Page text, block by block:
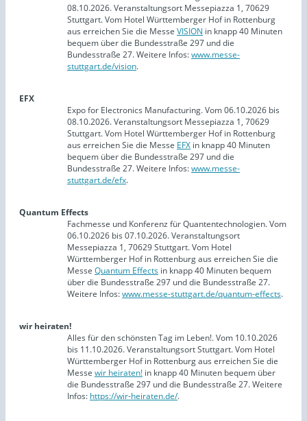
08.10.2026. Veranstaltungsort Messepiazza 1, 70629
Stuttgart. Vom Hotel Württemberger Hof in Rottenburg
aus erreichen Sie die Messe VISION in knapp 40 Minuten
bequem über die Bundesstraße 297 und die
Bundesstraße 27. Weitere Infos:www.messe-
stuttgart.de/vision.
EFX
Expo for Electronics Manufacturing. Vom 06.10.2026 bis
08.10.2026. Veranstaltungsort Messepiazza 1, 70629
Stuttgart. Vom Hotel Württemberger Hof in Rottenburg
aus erreichen Sie die Messe EFX in knapp 40 Minuten
bequem über die Bundesstraße 297 und die
Bundesstraße 27. Weitere Infos:www.messe-
stuttgart.de/efx.
Quantum Effects
Fachmesse und Konferenz für Quantentechnologien. Vom
06.10.2026 bis 07.10.2026. Veranstaltungsort
Messepiazza 1, 70629 Stuttgart. Vom Hotel
Württemberger Hof in Rottenburg aus erreichen Sie die
Messe Quantum Effects in knapp 40 Minuten bequem
über die Bundesstraße 297 und die Bundesstraße 27.
Weitere Infos:www.messe-stuttgart.de/quantum-effects.
wir heiraten!
Alles für den schönsten Tag im Leben!. Vom 10.10.2026
bis 11.10.2026. Veranstaltungsort Stuttgart. Vom Hotel
Württemberger Hof in Rottenburg aus erreichen Sie die
Messe wir heiraten! in knapp 40 Minuten bequem über
die Bundesstraße 297 und die Bundesstraße 27. Weitere
Infos: https://wir-heiraten.de/.